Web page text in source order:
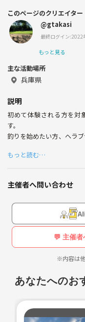
このページのクリエイター
@gtakasi
最終ログイン
もっと見る
主な活動場所
兵庫県
説明
初めて体験される方を対
す。
釣りを始めたい方、ヘラ
ご家族でのご参加もお待ち
道具一式のレンタルも可
していただきますが、池の
体験教室後も池の営業時
＊雨天の場合と12月〜3
す。
場所：天神釣り池（兵庫
※水藻フィッシングセン
道具の準備等ありますの
9）まで電話予約をお願い
もっと読む…
主催者へ問い合わせ
💬 主催
※内容は
あなたへのお